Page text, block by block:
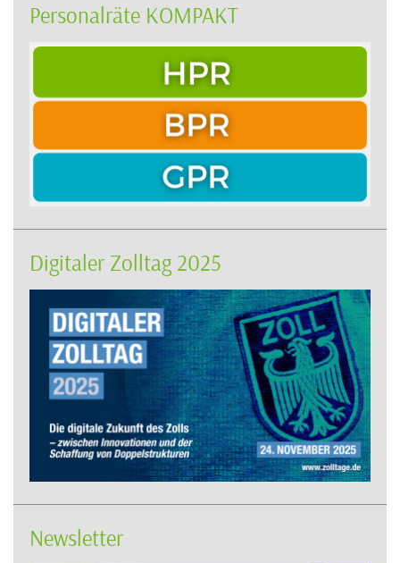
Personalräte KOMPAKT
Digitaler Zolltag 2025
Newsletter